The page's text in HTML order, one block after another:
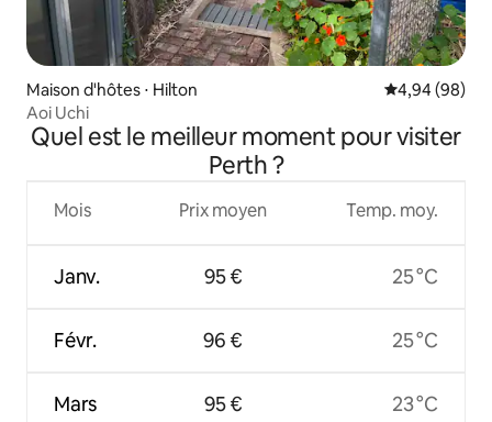
Maison d'hôtes ⋅ Hilton Évaluation
4,94 (98)
Aoi Uchi
Quel est le meilleur moment pour visiter
Perth ?
Mois
Janv.
Févr.
Mars
Prix moyen
95 €
96 €
95 €
Temp. moy.
25 °C
25 °C
23 °C